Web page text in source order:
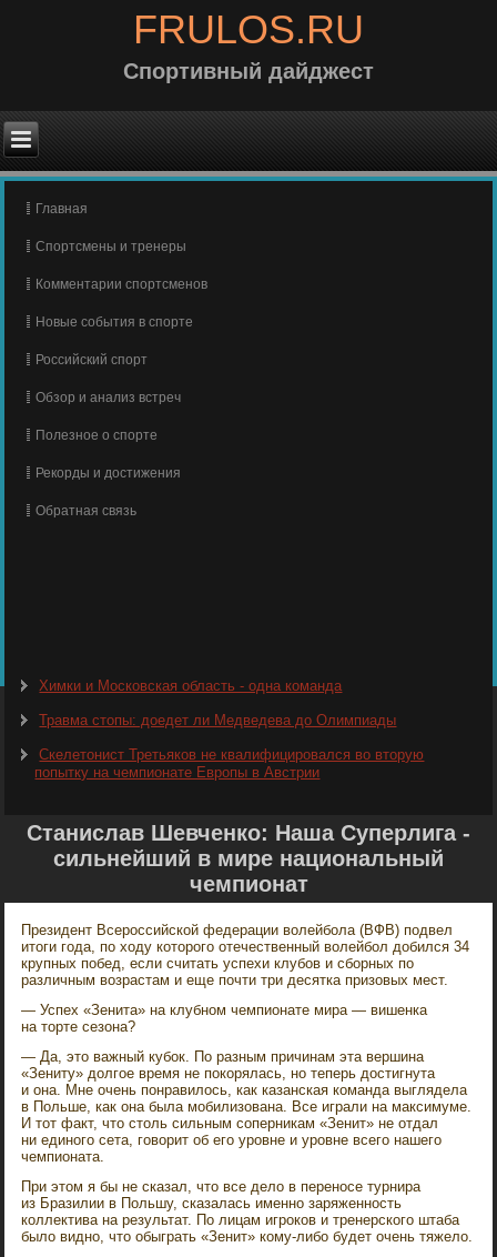
FRULOS.RU
Спортивный дайджест
Главная
Спортсмены и тренеры
Комментарии спортсменов
Новые события в спорте
Российский спорт
Обзор и анализ встреч
Полезное о спорте
Рекорды и достижения
Обратная связь
Химки и Московская область - одна команда
Травма стопы: доедет ли Медведева до Олимпиады
Скелетонист Третьяков не квалифицировался во вторую
попытку на чемпионате Европы в Австрии
Станислав Шевченко: Наша Суперлига -
сильнейший в мире национальный
чемпионат
Президент Всероссийской федерации волейбола (ВФВ) подвел
итоги года, по ходу которого отечественный волейбол добился 34
крупных побед, если считать успехи клубов и сборных по
различным возрастам и еще почти три десятка призовых мест.
— Успех «Зенита» на клубном чемпионате мира — вишенка
на торте сезона?
— Да, это важный кубок. По разным причинам эта вершина
«Зениту» долгое время не покорялась, но теперь достигнута
и она. Мне очень понравилось, как казанская команда выглядела
в Польше, как она была мобилизована. Все играли на максимуме.
И тот факт, что столь сильным соперникам «Зенит» не отдал
ни единого сета, говорит об его уровне и уровне всего нашего
чемпионата.
При этом я бы не сказал, что все дело в переносе турнира
из Бразилии в Польшу, сказалась именно заряженность
коллектива на результат. По лицам игроков и тренерского штаба
было видно, что обыграть «Зенит» кому-либо будет очень тяжело.